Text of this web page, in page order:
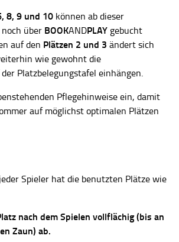
8, 9 und 10 können ab dieser
über BOOKANDPLAY gebucht
auf den Plätzen 2 und 3 ändert sich
wie gewohnt die
Platzbelegungstafel einhängen.
Pflegehinweise ein, damit
auf möglichst optimalen Plätzen
Spieler hat die benutzten Plätze wie
nach dem Spielen vollflächig (bis an
Zaun) ab.